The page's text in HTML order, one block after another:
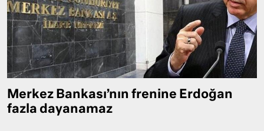
Merkez Bankası’nın frenine Erdoğan
fazla dayanamaz